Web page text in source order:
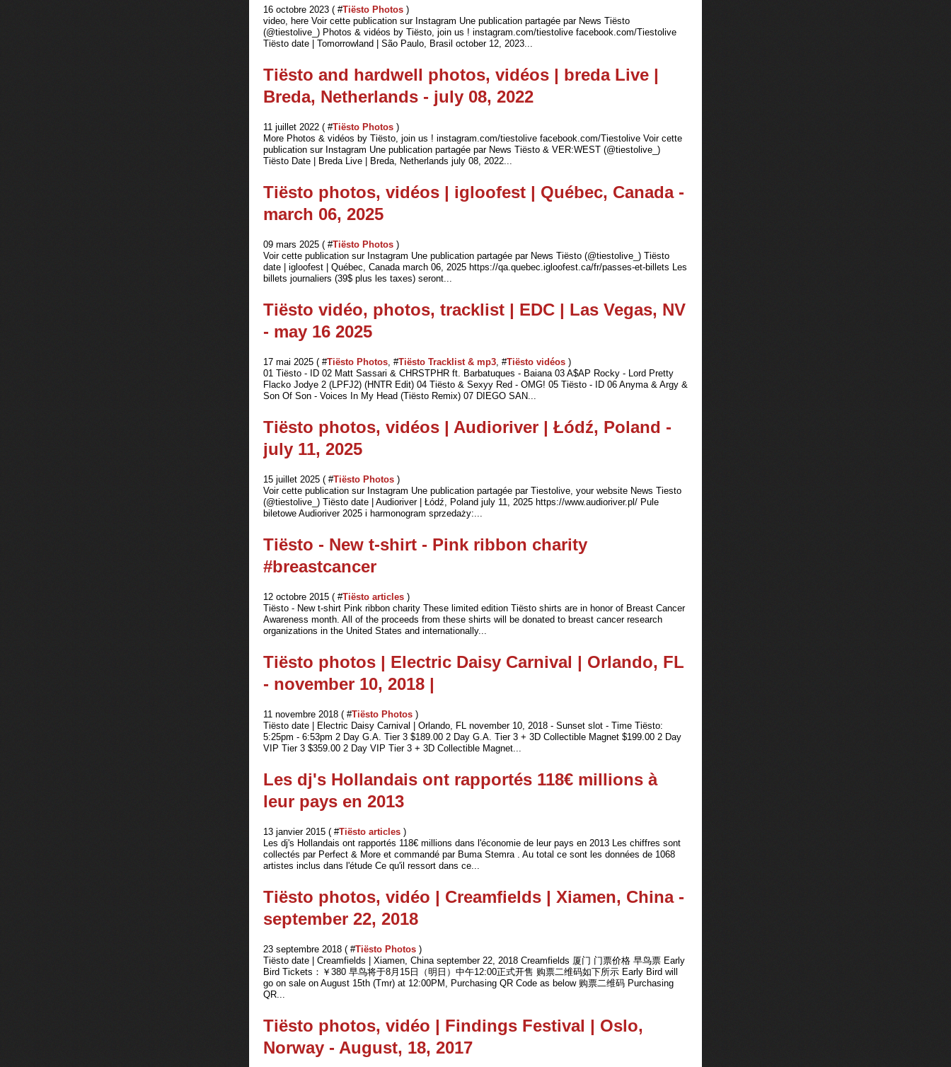
16 octobre 2023 ( #Tiësto Photos )
video, here Voir cette publication sur Instagram Une publication partagée par News Tiësto
(@tiestolive_) Photos & vidéos by Tiësto, join us ! instagram.com/tiestolive facebook.com/Tiestolive
Tiësto date | Tomorrowland | São Paulo, Brasil october 12, 2023...
Tiësto and hardwell photos, vidéos | breda Live |
Breda, Netherlands - july 08, 2022
11 juillet 2022 ( #Tiësto Photos )
More Photos & vidéos by Tiësto, join us ! instagram.com/tiestolive facebook.com/Tiestolive Voir cette
publication sur Instagram Une publication partagée par News Tiësto & VER:WEST (@tiestolive_)
Tiësto Date | Breda Live | Breda, Netherlands july 08, 2022...
Tiësto photos, vidéos | igloofest | Québec, Canada -
march 06, 2025
09 mars 2025 ( #Tiësto Photos )
Voir cette publication sur Instagram Une publication partagée par News Tiësto (@tiestolive_) Tiësto
date | igloofest | Québec, Canada march 06, 2025 https://qa.quebec.igloofest.ca/fr/passes-et-billets Les
billets journaliers (39$ plus les taxes) seront...
Tiësto vidéo, photos, tracklist | EDC | Las Vegas, NV
- may 16 2025
17 mai 2025 ( #Tiësto Photos , #Tiësto Tracklist & mp3 , #Tiësto vidéos )
01 Tiësto - ID 02 Matt Sassari & CHRSTPHR ft. Barbatuques - Baiana 03 A$AP Rocky - Lord Pretty
Flacko Jodye 2 (LPFJ2) (HNTR Edit) 04 Tiësto & Sexyy Red - OMG! 05 Tiësto - ID 06 Anyma & Argy &
Son Of Son - Voices In My Head (Tiësto Remix) 07 DIEGO SAN...
Tiësto photos, vidéos | Audioriver | Łódź, Poland -
july 11, 2025
15 juillet 2025 ( #Tiësto Photos )
Voir cette publication sur Instagram Une publication partagée par Tiestolive, your website News Tiesto
(@tiestolive_) Tiësto date | Audioriver | Łódź, Poland july 11, 2025 https://www.audioriver.pl/ Pule
biletowe Audioriver 2025 i harmonogram sprzedaży:...
Tiësto - New t-shirt - Pink ribbon charity
#‎breastcancer‬
12 octobre 2015 ( #Tiësto articles )
Tiësto - New t-shirt Pink ribbon charity These limited edition Tiësto shirts are in honor of Breast Cancer
Awareness month. All of the proceeds from these shirts will be donated to breast cancer research
organizations in the United States and internationally...
Tiësto photos | Electric Daisy Carnival | Orlando, FL
- november 10, 2018 |
11 novembre 2018 ( #Tiësto Photos )
Tiësto date | Electric Daisy Carnival | Orlando, FL november 10, 2018 - Sunset slot - Time Tiësto:
5:25pm - 6:53pm 2 Day G.A. Tier 3 $189.00 2 Day G.A. Tier 3 + 3D Collectible Magnet $199.00 2 Day
VIP Tier 3 $359.00 2 Day VIP Tier 3 + 3D Collectible Magnet...
Les dj's Hollandais ont rapportés 118€ millions à
leur pays en 2013
13 janvier 2015 ( #Tiësto articles )
Les dj's Hollandais ont rapportés 118€ millions dans l'économie de leur pays en 2013 Les chiffres sont
collectés par Perfect & More et commandé par Buma Stemra . Au total ce sont les données de 1068
artistes inclus dans l'étude Ce qu'il ressort dans ce...
Tiësto photos, vidéo | Creamfields | Xiamen, China -
september 22, 2018
23 septembre 2018 ( #Tiësto Photos )
Tiësto date | Creamfields | Xiamen, China september 22, 2018 Creamfields 厦门 门票价格 早鸟票 Early
Bird Tickets：￥380 早鸟将于8月15日（明日）中午12:00正式开售 购票二维码如下所示 Early Bird will
go on sale on August 15th (Tmr) at 12:00PM, Purchasing QR Code as below 购票二维码 Purchasing
QR...
Tiësto photos, vidéo | Findings Festival | Oslo,
Norway - August, 18, 2017